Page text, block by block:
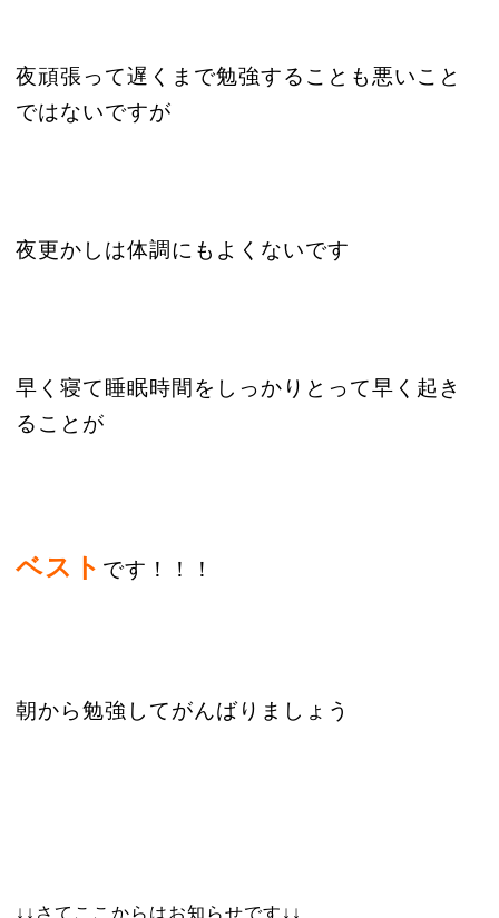
夜頑張って遅くまで勉強することも悪いこと
ではないですが
夜更かしは体調にもよくないです
早く寝て睡眠時間をしっかりとって早く起き
ることが
ベスト です！！！
朝から勉強してがんばりましょう
↓↓さてここからはお知らせです↓↓